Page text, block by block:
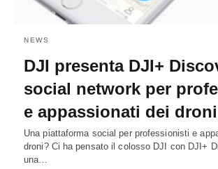
NEWS
DJI presenta DJI+
social network per
e appassionati dei droni
Una piattaforma social per professionisti e
droni? Ci ha pensato il colosso DJI con DJI+
una…